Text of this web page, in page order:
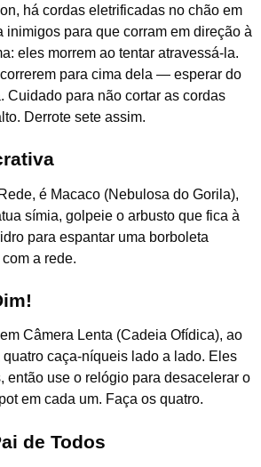
há cordas eletrificadas no chão em
inimigos para que corram em direção à
eles morrem ao tentar atravessá-la.
para cima dela — esperar do
Cuidado para não cortar as cordas
Derrote sete assim.
é Macaco (Nebulosa do Gorila),
símia, golpeie o arbusto que fica à
para espantar uma borboleta
a rede.
Câmera Lenta (Cadeia Ofídica), ao
caça-níqueis lado a lado. Eles
então use o relógio para desacelerar o
em cada um. Faça os quatro.
de Todos